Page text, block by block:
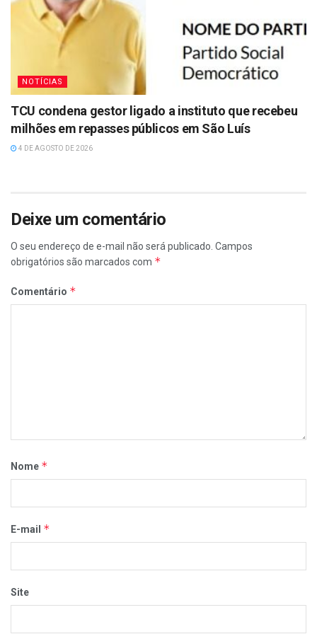
NOTÍCIAS
TCU condena gestor ligado a instituto que recebeu
milhões em repasses públicos em São Luís
4 DE AGOSTO DE 2026
Deixe um comentário
O seu endereço de e-mail não será publicado. Campos
obrigatórios são marcados com *
Comentário *
Nome *
E-mail *
Site